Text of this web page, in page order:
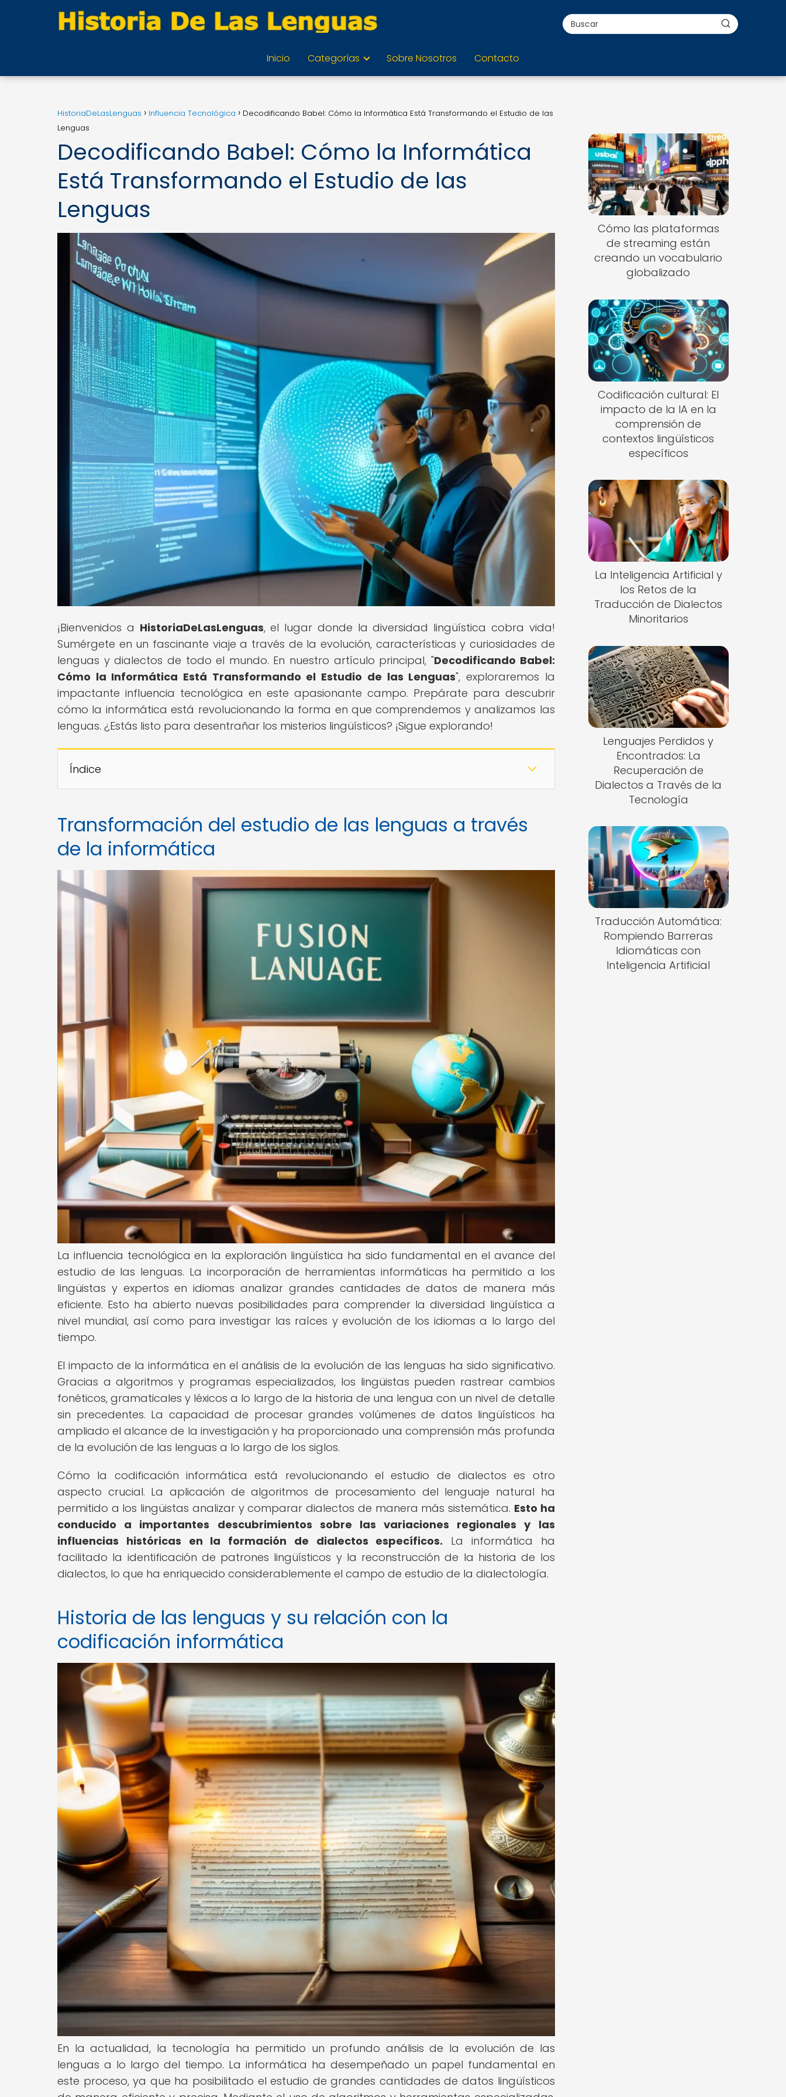
Inicio Categorías Sobre Nosotros Contacto
HistoriaDeLasLenguas Influencia Tecnológica
Decodificando Babel: Cómo la Informática Está Transformando el Estudio de las
Lenguas
Decodificando Babel: Cómo la Informática
Está Transformando el Estudio de las
Lenguas
¡Bienvenidos a HistoriaDeLasLenguas, el lugar donde la diversidad lingüística cobra vida!
Sumérgete en un fascinante viaje a través de la evolución, características y curiosidades de
lenguas y dialectos de todo el mundo. En nuestro artículo principal, "Decodificando Babel:
Cómo la Informática Está Transformando el Estudio de las Lenguas", exploraremos la
impactante influencia tecnológica en este apasionante campo. Prepárate para descubrir
cómo la informática está revolucionando la forma en que comprendemos y analizamos las
lenguas. ¿Estás listo para desentrañar los misterios lingüísticos? ¡Sigue explorando!
Índice
Transformación del estudio de las lenguas a través
de la informática
La influencia tecnológica en la exploración lingüística ha sido fundamental en el avance del
estudio de las lenguas. La incorporación de herramientas informáticas ha permitido a los
lingüistas y expertos en idiomas analizar grandes cantidades de datos de manera más
eficiente. Esto ha abierto nuevas posibilidades para comprender la diversidad lingüística a
nivel mundial, así como para investigar las raíces y evolución de los idiomas a lo largo del
tiempo.
El impacto de la informática en el análisis de la evolución de las lenguas ha sido significativo.
Gracias a algoritmos y programas especializados, los lingüistas pueden rastrear cambios
fonéticos, gramaticales y léxicos a lo largo de la historia de una lengua con un nivel de detalle
sin precedentes. La capacidad de procesar grandes volúmenes de datos lingüísticos ha
ampliado el alcance de la investigación y ha proporcionado una comprensión más profunda
de la evolución de las lenguas a lo largo de los siglos.
Cómo la codificación informática está revolucionando el estudio de dialectos es otro
aspecto crucial. La aplicación de algoritmos de procesamiento del lenguaje natural ha
permitido a los lingüistas analizar y comparar dialectos de manera más sistemática. Esto ha
conducido a importantes descubrimientos sobre las variaciones regionales y las
influencias históricas en la formación de dialectos específicos. La informática ha
facilitado la identificación de patrones lingüísticos y la reconstrucción de la historia de los
dialectos, lo que ha enriquecido considerablemente el campo de estudio de la dialectología.
Historia de las lenguas y su relación con la
codificación informática
En la actualidad, la tecnología ha permitido un profundo análisis de la evolución de las
lenguas a lo largo del tiempo. La informática ha desempeñado un papel fundamental en
este proceso, ya que ha posibilitado el estudio de grandes cantidades de datos lingüísticos
Cómo las plataformas
de streaming están
creando un vocabulario
globalizado
Codificación cultural: El
impacto de la IA en la
comprensión de
contextos lingüísticos
específicos
La Inteligencia Artificial y
los Retos de la
Traducción de Dialectos
Minoritarios
Lenguajes Perdidos y
Encontrados: La
Recuperación de
Dialectos a Través de la
Tecnología
Traducción Automática:
Rompiendo Barreras
Idiomáticas con
Inteligencia Artificial